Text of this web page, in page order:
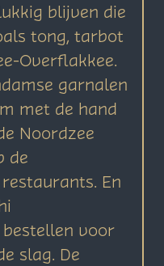
blijven die
tong, tarbot
Overflakkee.
garnalen
met de hand
Noordzee
de
En
bestellen voor
slag. De